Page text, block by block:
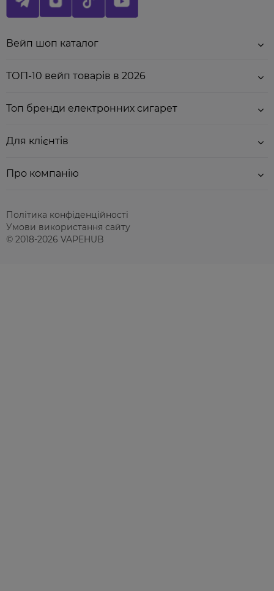
Вейп шоп каталог
ТОП-10 вейп товарів в 2026
Топ бренди електронних сигарет
Для клієнтів
Про компанію
© 2018-2026 VAPEHUB
Політика конфіденційності
Умови використання сайту